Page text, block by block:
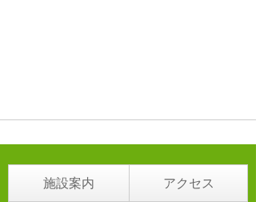
施設案内 アクセス